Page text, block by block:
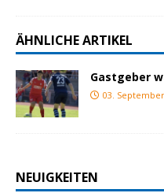
ÄHNLICHE ARTIKEL
Gastgeber
03.
NEUIGKEITEN